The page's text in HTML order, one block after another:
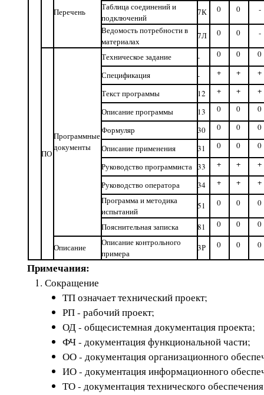
Перечень
Таблица соединений и
подключений
7К 0 0
-
Ведомость потребности в
материалах
7Л 0 0 -
ПО
Программные
документы
Техническое задание - 0 0
0
Спецификация
- + +
+
Текст программы
12 + +
+
Описание программы
13 0 0
0
Формуляр
30 0 0
0
Описание применения
31 0 0
0
Руководство программиста
33 + +
+
Руководство оператора
34 + +
+
Программа и методика
испытаний
51 0 0 0
Пояснительная записка 81 0 0 0
Описание
Описание контрольного
примера
3Р 0 0 0
Примечания:
Сокращение
ТП означает технический проект;
РП - рабочий проект;
ОД - общесистемная документация проекта;
ФЧ - документация функциональной части;
ОО - документация организационного
ИО - документация информационного
ТО - документация технического